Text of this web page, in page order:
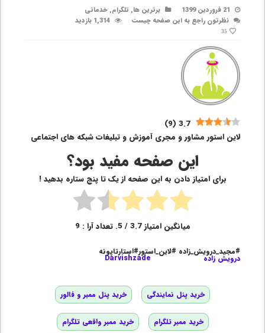
21 فروردین 1399 برترین ها, تلگرام,خدماتی
نظرتون راجع به این صفحه چیست
1,314 بازدید
35
3.7
(
9
)
لاین استور مشاور و مجری آموزش و تبلیغات شبکه های اجتماعی
این صفحه مفید بود؟
برای امتیاز دادن به این صفحه از یک تا پنج ستاره بدهید !
میانگین امتیاز3.7/ 5. تعداد آرا : 9
#مجید_درویش_زاده #لاین_استور#استارتاپونه
درویش زاده Darvishzade
خرید پنل نمایندگی خرید پنل ممبر و فالور
خرید ممبر تلگرام خرید ممبر واقعی تلگرام